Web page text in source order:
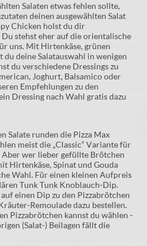
Salaten etwas fehlen sollte,
deinen ausgewählten Salat
Chicken holst du dir
stehst eher auf die orientalische
uns. Mit Hirtenkäse, grünen
deine Salatauswahl in wenigen
du verschiedene Dressings zu
Joghurt, Balsamico oder
Empfehlungen zu den
Dressing nach Wahl gratis dazu
Salate runden die Pizza Max
meist die „Classic“ Variante für
Aber wer lieber gefüllte Brötchen
Hirtenkäse, Spinat und Gouda
Wahl. Für einen kleinen Aufpreis
Tunk Tunk Knoblauch-Dip.
einen Dip zu den Pizzabrötchen
Remoulade dazu bestellen.
Pizzabrötchen kannst du wählen -
(Salat-) Beilagen fällt die